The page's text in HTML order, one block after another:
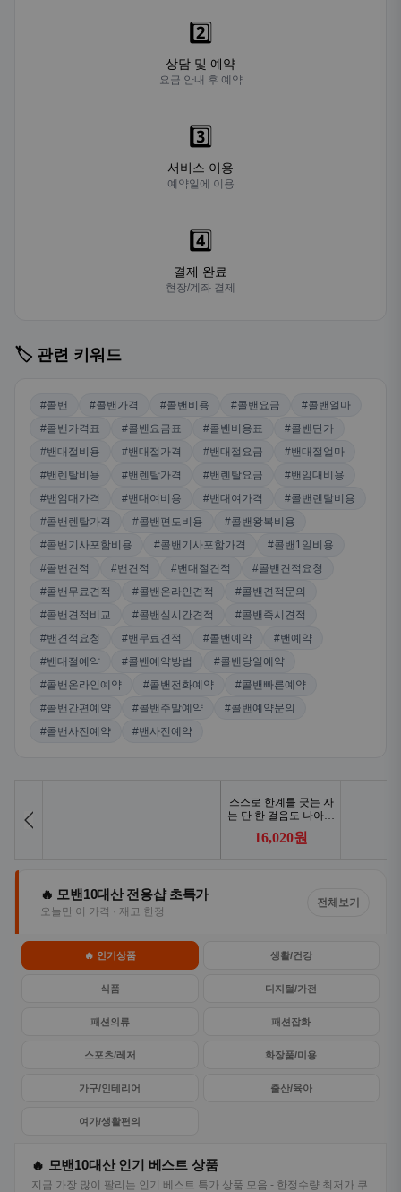
2️⃣
상담 및 예약
요금 안내 후 예약
3️⃣
서비스 이용
예약일에 이용
4️⃣
결제 완료
현장/계좌 결제
🏷️ 관련 키워드
#콜밴 #콜밴가격 #콜밴비용 #콜밴요금
#콜밴얼마
#콜밴가격표
#콜밴요금표 #콜밴비용표
#콜밴단가
#밴대절비용
#밴대절가격 #밴대절요금
#밴대절얼마
#밴렌탈비용
#밴렌탈가격 #밴렌탈요금
#밴임대비용
#밴임대가격
#밴대여비용 #밴대여가격
#콜밴렌탈비용
#콜밴렌탈가격
#콜밴편도비용
#콜밴왕복비용
#콜밴기사포함비용
#콜밴기사포함가격
#콜밴1일비용
#콜밴견적
#밴견적 #밴대절견적
#콜밴견적요청
#콜밴무료견적
#콜밴온라인견적
#콜밴견적문의
#콜밴견적비교
#콜밴실시간견적
#콜밴즉시견적
#밴견적요청
#밴무료견적 #콜밴예약
#밴예약
#밴대절예약
#콜밴예약방법
#콜밴당일예약
#콜밴온라인예약
#콜밴전화예약
#콜밴빠른예약
#콜밴간편예약
#콜밴주말예약
#콜밴예약문의
#콜밴사전예약
#밴사전예약
🔥 모밴10대산 전용샵 초특가
오늘만 이 가격 · 재고 한정
전체보기
🔥 인기상품 생활/건강
식품 디지털/가전
패션의류 패션잡화
스포츠/레저 화장품/미용
가구/인테리어 출산/육아
여가/생활편의
🔥 모밴10대산 인기 베스트 상품
지금 가장 많이 팔리는 인기 베스트 특가 상품 모음 - 한정수량 최저가 쿠